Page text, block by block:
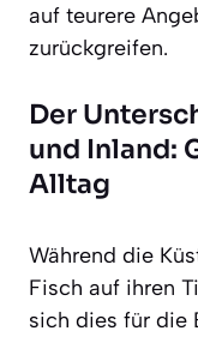
auf teurere
zurückgreifen.
Der
und Inland:
Alltag
Während die
Fisch auf ihren
sich dies für die